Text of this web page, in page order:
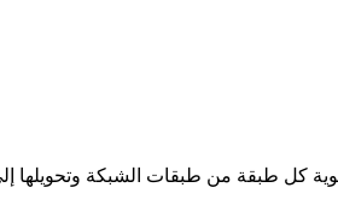
كل طبقة من طبقات الشبكة وتحويلها